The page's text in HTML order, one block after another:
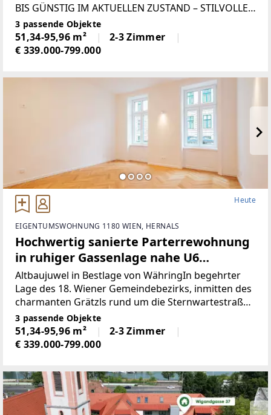
BIS GÜNSTIG IM AKTUELLEN ZUSTAND – STILVOLLES
AMBIENTE!In der begehrten Sternwartestraße
stehen wunderschöne Altbauwohnungen zum
Verkauf. Die Fassade
3 passende Objekte
51,34-95,96 m²
2-3 Zimmer
€ 339.000-799.000
Heute
EIGENTUMSWOHNUNG 1180 WIEN, HERNALS
Hochwertig sanierte Parterrewohnung
in ruhiger Gassenlage nahe U6
Nußdorfer Straße
Altbaujuwel in Bestlage von WähringIn begehrter
Lage des 18. Wiener Gemeindebezirks, inmitten des
charmanten Grätzls rund um die Sternwartestraße,
entsteht ein hochwertig revitalisiertes Wohnprojekt,
das historischen Altbauflair mit modernem
Wohnkomfort
3 passende Objekte
51,34-95,96 m²
2-3 Zimmer
€ 339.000-799.000